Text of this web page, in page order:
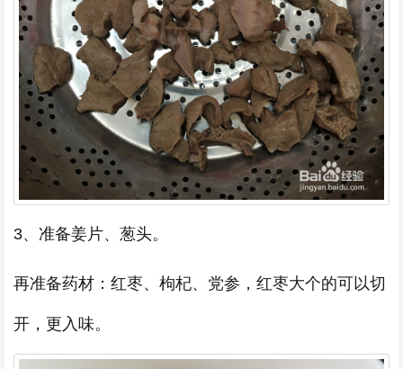
3、准备姜片、葱头。
再准备药材：红枣、枸杞、党参，红枣大个的可以切
开，更入味。